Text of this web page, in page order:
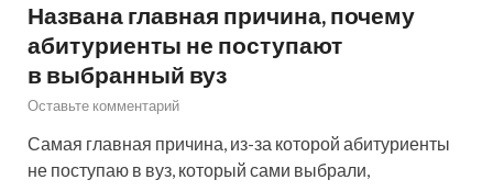
Названа главная причина, почему
абитуриенты не поступают
в выбранный вуз
Оставьте комментарий
Самая главная причина, из-за которой абитуриенты
не поступаю в вуз, который сами выбрали,